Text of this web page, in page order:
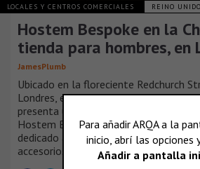
LOCALES Y CENTROS COMERCIALES REINO UNIDO
Hostem Bespoke en la
tienda para hombres, en
JamesPlumb
Ubicado en la floreciente Redchurch
Londres, el establecimiento de ropa
presenta una propuesta innovadora
Hostem Bespoke - un espacio único
dedicado a la confección de ropa a
accesorios.